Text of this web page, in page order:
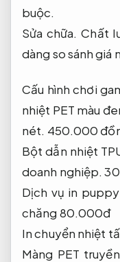
buộc.
Sửa chữa. Chất
dàng so sánh giá
Cấu hình chơi
nhiệt PET màu
nét. 450.000
Bột dẫn nhiệt
doanh nghiệp.
Dịch vụ in
chăng 80.000đ
In chuyển nhiệt
Màng PET